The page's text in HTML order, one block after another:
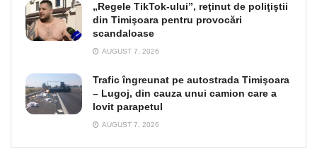
„Regele TikTok-ului”, reţinut de poliţiştii
din Timişoara pentru provocări
scandaloase
AUGUST 7, 2026
Trafic îngreunat pe autostrada Timişoara
– Lugoj, din cauza unui camion care a
lovit parapetul
AUGUST 7, 2026